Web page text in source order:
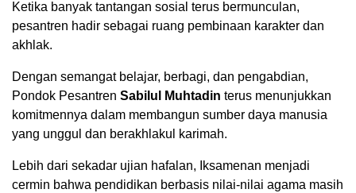
Ketika banyak tantangan sosial terus bermunculan,
pesantren hadir sebagai ruang pembinaan karakter dan
akhlak.
Dengan semangat belajar, berbagi, dan pengabdian,
Pondok Pesantren Sabilul Muhtadin terus menunjukkan
komitmennya dalam membangun sumber daya manusia
yang unggul dan berakhlakul karimah.
Lebih dari sekadar ujian hafalan, Iksamenan menjadi
cermin bahwa pendidikan berbasis nilai-nilai agama masih